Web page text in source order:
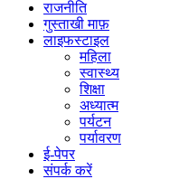
राजनीति
गुस्ताखी माफ़
लाइफस्टाइल
महिला
स्वास्थ्य
शिक्षा
अध्यात्म
पर्यटन
पर्यावरण
ई-पेपर
संपर्क करें